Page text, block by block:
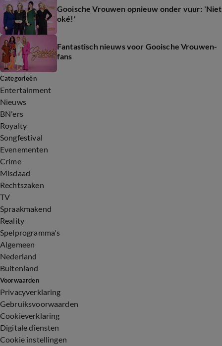
Gooische Vrouwen opnieuw onder vuur: 'Niet
oké!'
Fantastisch nieuws voor Gooische Vrouwen-
fans
Categorieën
Entertainment
Nieuws
BN'ers
Royalty
Songfestival
Evenementen
Crime
Misdaad
Rechtszaken
TV
Spraakmakend
Reality
Spelprogramma's
Algemeen
Nederland
Buitenland
Voorwaarden
Privacyverklaring
Gebruiksvoorwaarden
Cookieverklaring
Digitale diensten
Cookie instellingen